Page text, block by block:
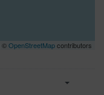
©OpenStreetMapcontributors